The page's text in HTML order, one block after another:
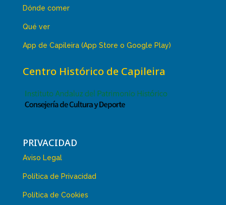
Dónde comer
Qué ver
App de Capileira (App Store o Google Play)
Centro Histórico de Capileira
PRIVACIDAD
Aviso Legal
Política de Privacidad
Política de Cookies